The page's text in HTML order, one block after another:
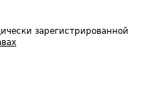
зарегистрированной